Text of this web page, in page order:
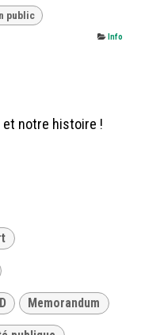
public
Info
et notre histoire !
Memorandum